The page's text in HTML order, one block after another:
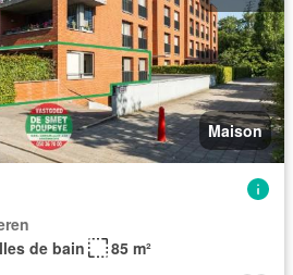
Maison
de bain 85 m²